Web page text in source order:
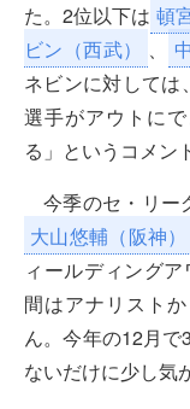
た。2位以下は 頓
ビン（西武）
、
ネビンに対して
選手がアウトに
る」というコメン
今季のセ・リー
大山悠輔（阪神）
ィールディング
間はアナリスト
ん。今年の12月
ないだけに少し気